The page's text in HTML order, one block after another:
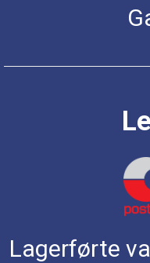
Lagerførte